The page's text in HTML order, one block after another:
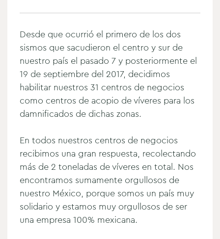
Desde que ocurrió el primero de los dos
sismos que sacudieron el centro y sur de
nuestro país el pasado 7 y posteriormente el
19 de septiembre del 2017, decidimos
habilitar nuestros 31 centros de negocios
como centros de acopio de víveres para los
damnificados de dichas zonas.
En todos nuestros centros de negocios
recibimos una gran respuesta, recolectando
más de 2 toneladas de víveres en total. Nos
encontramos sumamente orgullosos de
nuestro México, porque somos un país muy
solidario y estamos muy orgullosos de ser
una empresa 100% mexicana.